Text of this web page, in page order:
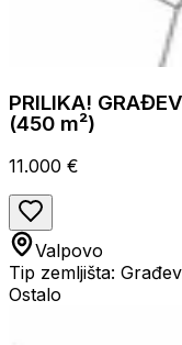
PRILIKA!
(450 m²)
11.000 €
Valpovo
Tip zemljišta:
Ostalo